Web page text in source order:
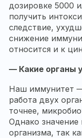
дозировке 5000
получить
следствие,
снижение
относится и к
— Какие органы
Наш иммунитет
работа двух
точнее,
Однако значение
организма, так